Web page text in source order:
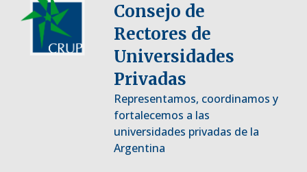
Consejo de
Rectores de
Universidades
Privadas
Representamos, coordinamos y
fortalecemos a las
universidades privadas de la
Argentina